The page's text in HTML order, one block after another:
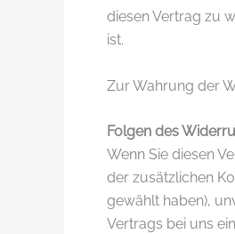
diesen Vertrag zu
ist.
Zur Wahrung der
Folgen des
Wenn Sie diesen
der zusätzlichen
gewählt haben),
Vertrags bei uns